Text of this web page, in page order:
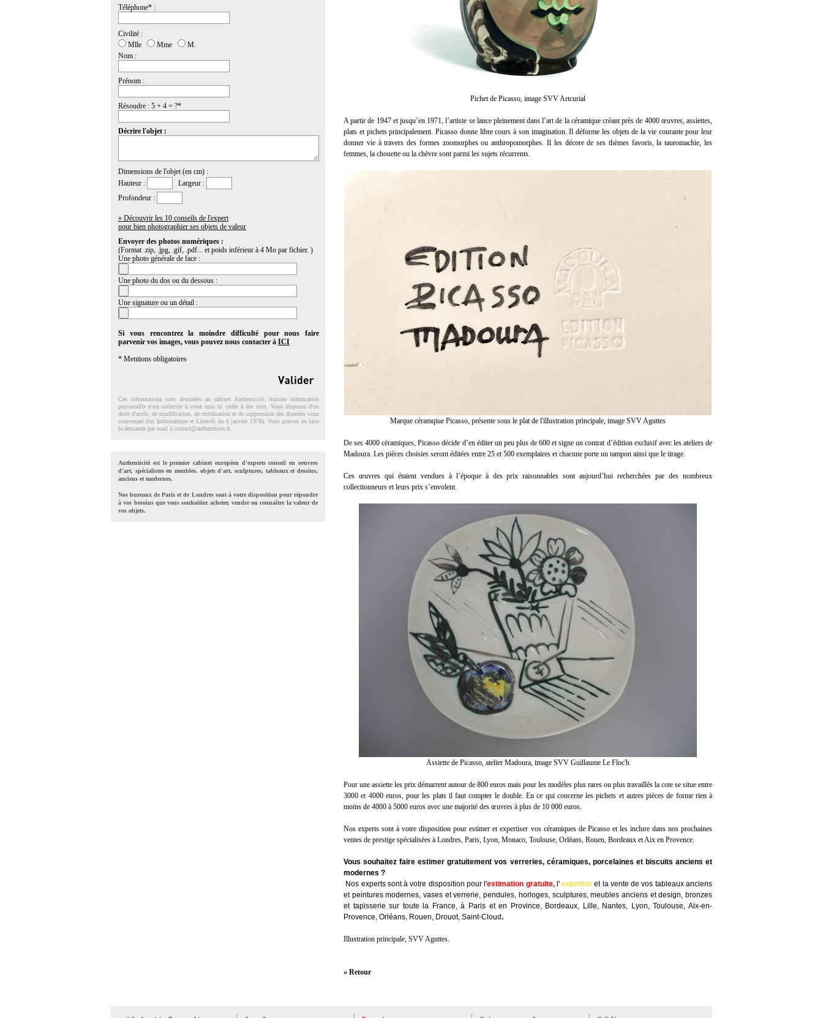
Téléphone* :
Civilité :
Mlle
Mme
M.
Nom :
Prénom :
Résoudre : 5 + 4 = ?*
Décrire l'objet :
Dimensions de l'objet (en cm) :
Hauteur :
Largeur :
Profondeur :
» Découvrir les 10 conseils de l'expert
pour bien photographier ses objets de valeur
Envoyer des photos numériques :
(Format .zip, .jpg, .gif, .pdf... et poids inférieur à 4 Mo par fichier. )
Une photo générale de face :
Une photo du dos ou du dessous :
Une signature ou un détail :
Si vous rencontrez la moindre difficulté pour nous faire
parvenir vos images, vous pouvez nous contacter à ICI
* Mentions obligatoires
Ces informations sont destinées au cabinet Authenticité. Aucune information
personnelle n'est collectée à votre insu ni cédée à des tiers. Vous disposez d'un
droit d'accés, de modification, de rectification et de suppression des données vous
concernant (loi Informatique et Libertés du 6 janvier 1978). Vous pouvez en faire
la demande par mail à contact@authenticite.fr.
Authenticité est le premier cabinet européen d'experts conseil en oeuvres
d'art, spécialistes en meubles, objets d'art, sculptures, tableaux et dessins,
anciens et modernes.
Nos bureaux de Paris et de Londres sont à votre disposition pour répondre
à vos besoins que vous souhaitiez acheter, vendre ou connaître la valeur de
vos objets.
Pichet de Picasso, image SVV Artcurial
A partir de 1947 et jusqu’en 1971, l’artiste se lance pleinement dans l’art de la céramique créant près de 4000 œuvres, assiettes,
plats et pichets principalement. Picasso donne libre cours à son imagination. Il déforme les objets de la vie courante pour leur
donner vie à travers des formes zoomorphes ou anthropomorphes. Il les décore de ses thèmes favoris, la tauromachie, les
femmes, la chouette ou la chèvre sont parmi les sujets récurrents.
Marque céramqiue Picasso, présente sous le plat de l'illustration principale, image SVV Aguttes
De ses 4000 céramiques, Picasso décide d’en éditer un peu plus de 600 et signe un contrat d’édition exclusif avec les ateliers de
Madoura. Les pièces choisies seront éditées entre 25 et 500 exemplaires et chacune porte un tampon ainsi que le tirage.
Ces œuvres qui étaient vendues à l’époque à des prix raisonnables sont aujourd’hui recherchées par des nombreux
collectionneurs et leurs prix s’envolent.
Assiette de Picasso, atelier Madoura, image SVV Guillaume Le Floc'h
Pour une assiette les prix démarrent autour de 800 euros mais pour les modèles plus rares ou plus travaillés la cote se situe entre
3000 et 4000 euros, pour les plats il faut compter le double. En ce qui concerne les pichets et autres pièces de forme rien à
moins de 4000 à 5000 euros avec une majorité des œuvres à plus de 10 000 euros.
Nos experts sont à votre disposition pour estimer et expertiser vos céramiques de Picasso et les inclure dans nos prochaines
ventes de prestige spécialisées à Londres, Paris, Lyon, Monaco, Toulouse, Orléans, Rouen, Bordeaux et Aix en Provence.
Vous souhaitez faire estimer gratuitement vos verreries, céramiques, porcelaines et biscuits anciens et
modernes ?
Nos experts sont à votre disposition pour l'estimation gratuite, l'expertise et la vente de vos tableaux anciens
et peintures modernes, vases et verrerie, pendules, horloges, sculptures, meubles anciens et design, bronzes
et tapisserie sur toute la France, à Paris et en Province, Bordeaux, Lille, Nantes, Lyon, Toulouse, Aix-en-
Provence, Orléans, Rouen, Drouot, Saint-Cloud.
Illustration principale, SVV Aguttes.
» Retour